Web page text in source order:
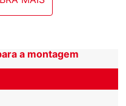
a montagem